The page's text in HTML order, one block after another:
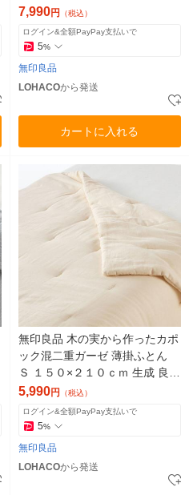
7,990円 （税込）
ログイン&全額PayPay支払いで
5%
無印良品
LOHACOから発送
カートに入れる
無印良品 木の実から作ったカポ
ック混二重ガーゼ 薄掛ふとん
Ｓ １５０×２１０ｃｍ 生成 良品
計画
5,990円 （税込）
ログイン&全額PayPay支払いで
5%
無印良品
LOHACOから発送